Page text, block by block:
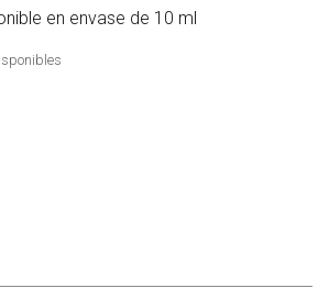
en envase de 10 ml